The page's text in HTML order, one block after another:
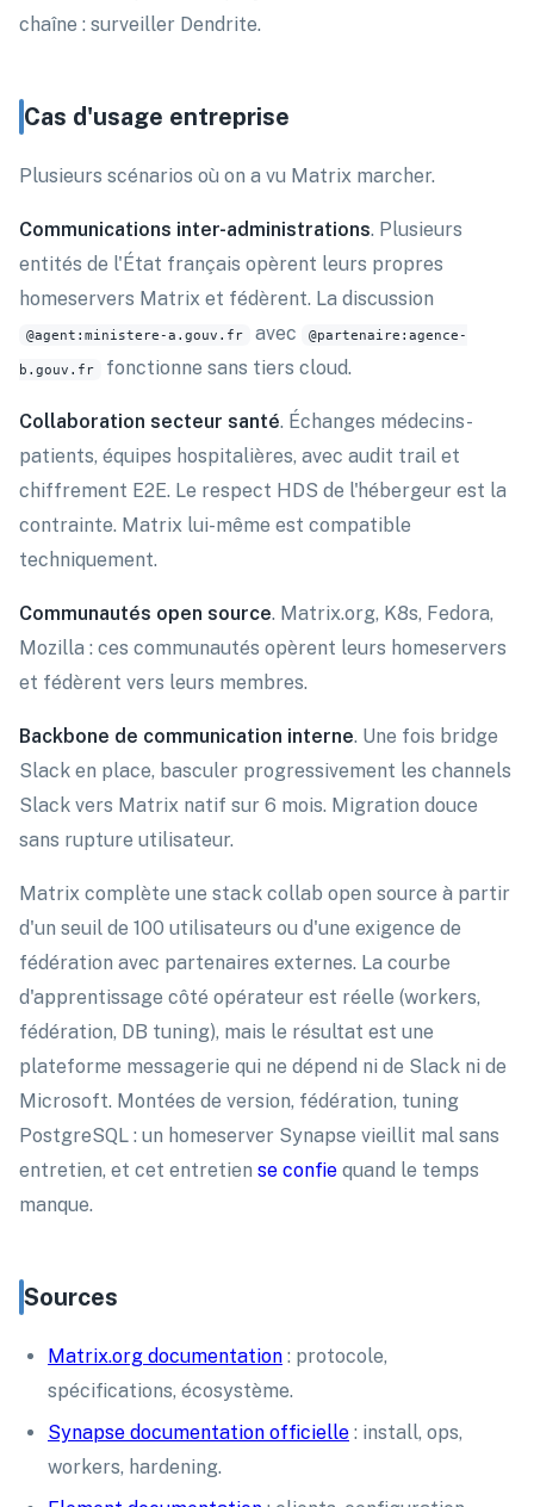
chaîne : surveiller Dendrite.
Cas d'usage entreprise
Plusieurs scénarios où on a vu Matrix marcher.
Communications inter-administrations. Plusieurs
entités de l'État français opèrent leurs propres
homeservers Matrix et fédèrent. La discussion
@agent:ministere-a.gouv.fr avec @partenaire:agence-
b.gouv.fr fonctionne sans tiers cloud.
Collaboration secteur santé. Échanges médecins-
patients, équipes hospitalières, avec audit trail et
chiffrement E2E. Le respect HDS de l'hébergeur est la
contrainte. Matrix lui-même est compatible
techniquement.
Communautés open source. Matrix.org, K8s, Fedora,
Mozilla : ces communautés opèrent leurs homeservers
et fédèrent vers leurs membres.
Backbone de communication interne. Une fois bridge
Slack en place, basculer progressivement les channels
Slack vers Matrix natif sur 6 mois. Migration douce
sans rupture utilisateur.
Matrix complète une stack collab open source à partir
d'un seuil de 100 utilisateurs ou d'une exigence de
fédération avec partenaires externes. La courbe
d'apprentissage côté opérateur est réelle (workers,
fédération, DB tuning), mais le résultat est une
plateforme messagerie qui ne dépend ni de Slack ni de
Microsoft. Montées de version, fédération, tuning
PostgreSQL : un homeserver Synapse vieillit mal sans
entretien, et cet entretien se confie quand le temps
manque.
Sources
Matrix.org documentation : protocole,
spécifications, écosystème.
Synapse documentation officielle : install, ops,
workers, hardening.